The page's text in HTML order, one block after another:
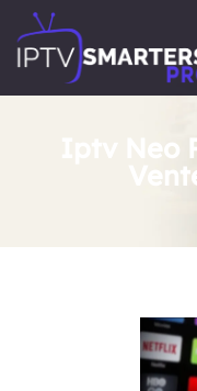
Iptv Neo